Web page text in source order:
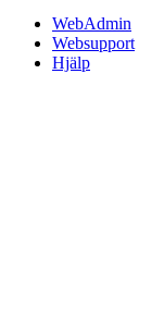
WebAdmin
Websupport
Hjälp